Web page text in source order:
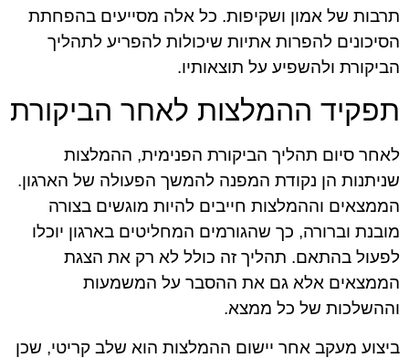
תרבות של אמון ושקיפות. כל אלה מסייעים בהפחתת
הסיכונים להפרות אתיות שיכולות להפריע לתהליך
הביקורת ולהשפיע על תוצאותיו.
תפקיד ההמלצות לאחר הביקורת
לאחר סיום תהליך הביקורת הפנימית, ההמלצות
שניתנות הן נקודת המפנה להמשך הפעולה של הארגון.
הממצאים וההמלצות חייבים להיות מוגשים בצורה
מובנת וברורה, כך שהגורמים המחליטים בארגון יוכלו
לפעול בהתאם. תהליך זה כולל לא רק את הצגת
הממצאים אלא גם את ההסבר על המשמעות
וההשלכות של כל ממצא.
ביצוע מעקב אחר יישום ההמלצות הוא שלב קריטי, שכן